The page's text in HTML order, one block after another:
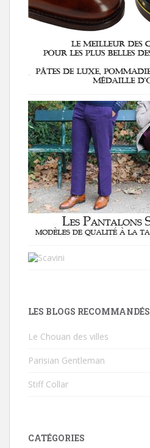
LES BLOGS RECOMMANDÉS
Le Chouan des villes
Parisian Gentleman
Stiff Collar
CATÉGORIES